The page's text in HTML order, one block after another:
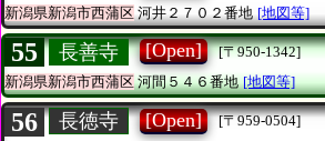
新潟県新潟市西蒲区河井２７０２番地 [地図等]
55 長善寺 [Open]
[〒950-1342]
新潟県新潟市西蒲区河間５４６番地 [地図等]
56 長徳寺 [Open]
[〒959-0504]